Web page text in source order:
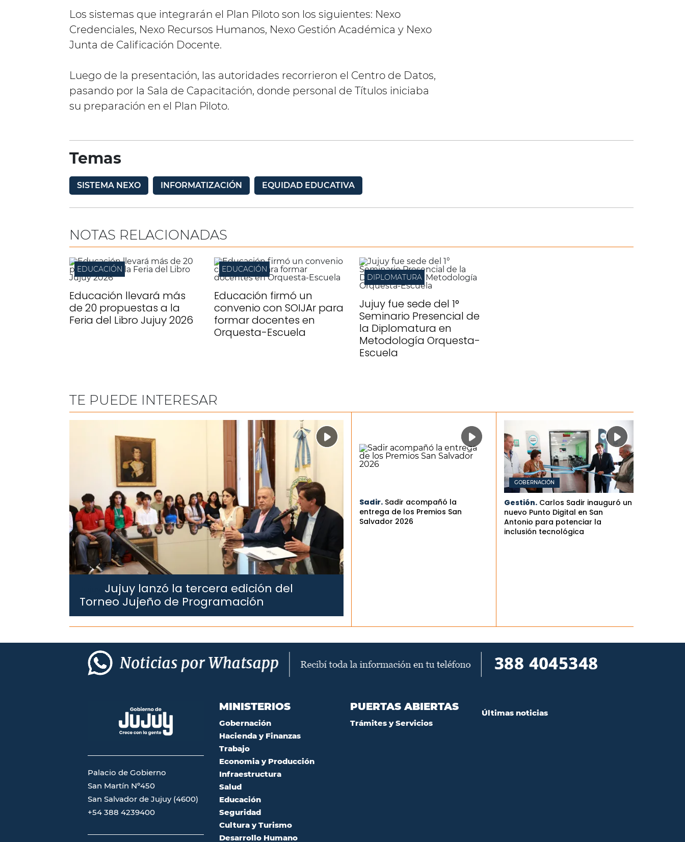
Los sistemas que integrarán el Plan Piloto son los siguientes: Nexo
Credenciales, Nexo Recursos Humanos, Nexo Gestión Académica y Nexo
Junta de Calificación Docente.
Luego de la presentación, las autoridades recorrieron el Centro de Datos,
pasando por la Sala de Capacitación, donde personal de Títulos iniciaba
su preparación en el Plan Piloto.
Temas
SISTEMA NEXO INFORMATIZACIÓN EQUIDAD EDUCATIVA
NOTAS RELACIONADAS
EDUCACIÓN
Educación llevará más
de 20 propuestas a la
Feria del Libro Jujuy 2026
EDUCACIÓN
Educación firmó un
convenio con SOIJAr para
formar docentes en
Orquesta-Escuela
DIPLOMATURA
Jujuy fue sede del 1°
Seminario Presencial de
la Diplomatura en
Metodología Orquesta-
Escuela
TE PUEDE INTERESAR
Jujuy lanzó la tercera edición del
Torneo Jujeño de Programación
Sadir. Sadir acompañó la
entrega de los Premios San
Salvador 2026
GOBERNACIÓN
Gestión. Carlos Sadir inauguró un
nuevo Punto Digital en San
Antonio para potenciar la
inclusión tecnológica
Palacio de Gobierno
San Martín Nº450
San Salvador de Jujuy (4600)
+54 388 4239400
MINISTERIOS
Gobernación
Hacienda y Finanzas
Trabajo
Economia y Producción
Infraestructura
Salud
Educación
Seguridad
Cultura y Turismo
Desarrollo Humano
PUERTAS ABIERTAS
Trámites y Servicios
Últimas noticias